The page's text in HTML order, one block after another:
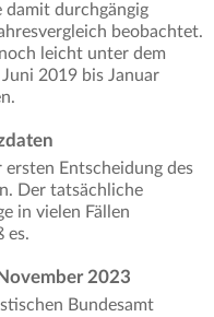
damit durchgängig
beobachtet.
leicht unter dem
2019 bis Januar
Entscheidung des
Der tatsächliche
in vielen Fällen
es.
2023
Bundesamt